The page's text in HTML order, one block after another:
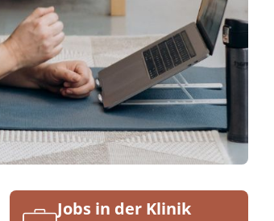
Jobs in der Klinik